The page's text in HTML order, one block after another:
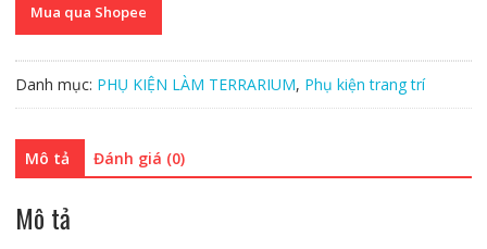
Mua qua Shopee
Danh mục: PHỤ KIỆN LÀM TERRARIUM, Phụ kiện trang trí
Mô tả Đánh giá (0)
Mô tả